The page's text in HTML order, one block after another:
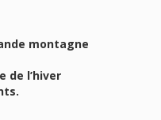
montagne
de l’hiver